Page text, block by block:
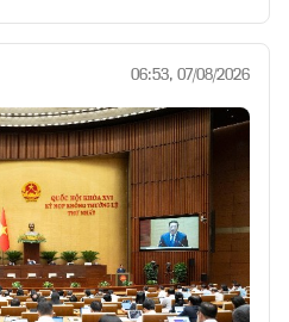
06:53, 07/08/2026